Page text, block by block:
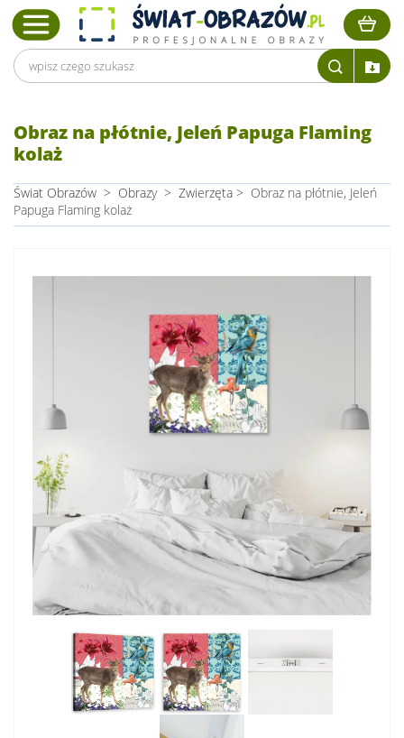
Obraz na płótnie, Jeleń Papuga Flaming
kolaż
Świat Obrazów > Obrazy > Zwierzęta > Obraz na płótnie, Jeleń
Papuga Flaming kolaż